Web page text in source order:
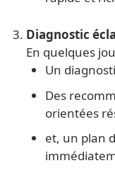
Diagnostic
En quelques
Un
Des
orientées
et, un plan